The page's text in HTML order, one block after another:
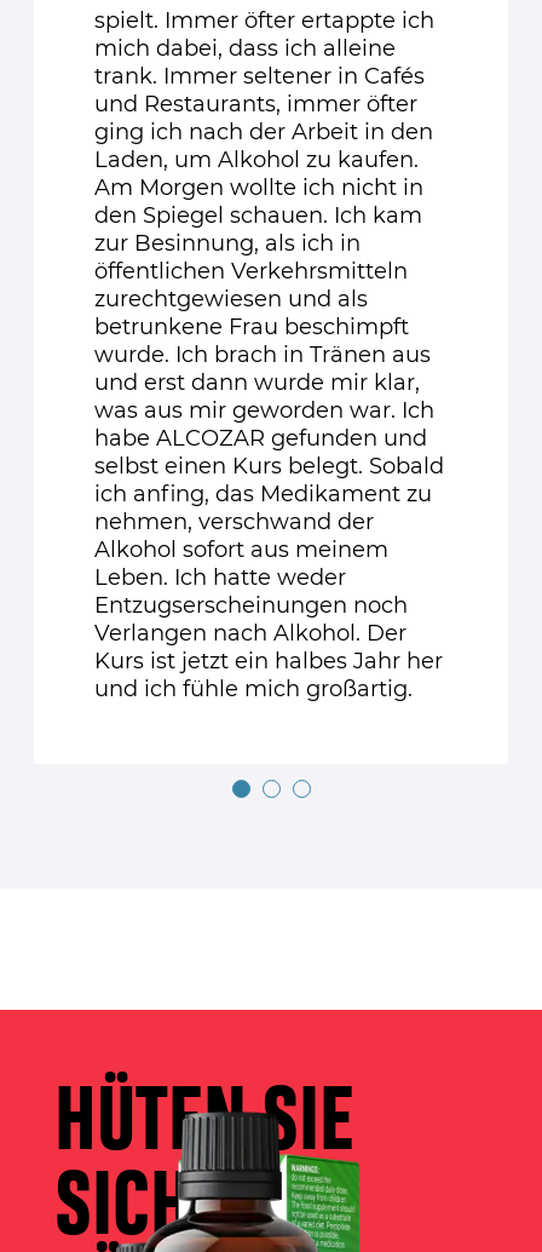
spielt. Immer öfter ertappte ich
mich dabei, dass ich alleine
trank. Immer seltener in Cafés
und Restaurants, immer öfter
ging ich nach der Arbeit in den
Laden, um Alkohol zu kaufen.
Am Morgen wollte ich nicht in
den Spiegel schauen. Ich kam
zur Besinnung, als ich in
öffentlichen Verkehrsmitteln
zurechtgewiesen und als
betrunkene Frau beschimpft
wurde. Ich brach in Tränen aus
und erst dann wurde mir klar,
was aus mir geworden war. Ich
habe ALCOZAR gefunden und
selbst einen Kurs belegt. Sobald
ich anfing, das Medikament zu
nehmen, verschwand der
Alkohol sofort aus meinem
Leben. Ich hatte weder
Entzugserscheinungen noch
Verlangen nach Alkohol. Der
Kurs ist jetzt ein halbes Jahr her
und ich fühle mich großartig.
HÜTEN SIE
SICH VOR